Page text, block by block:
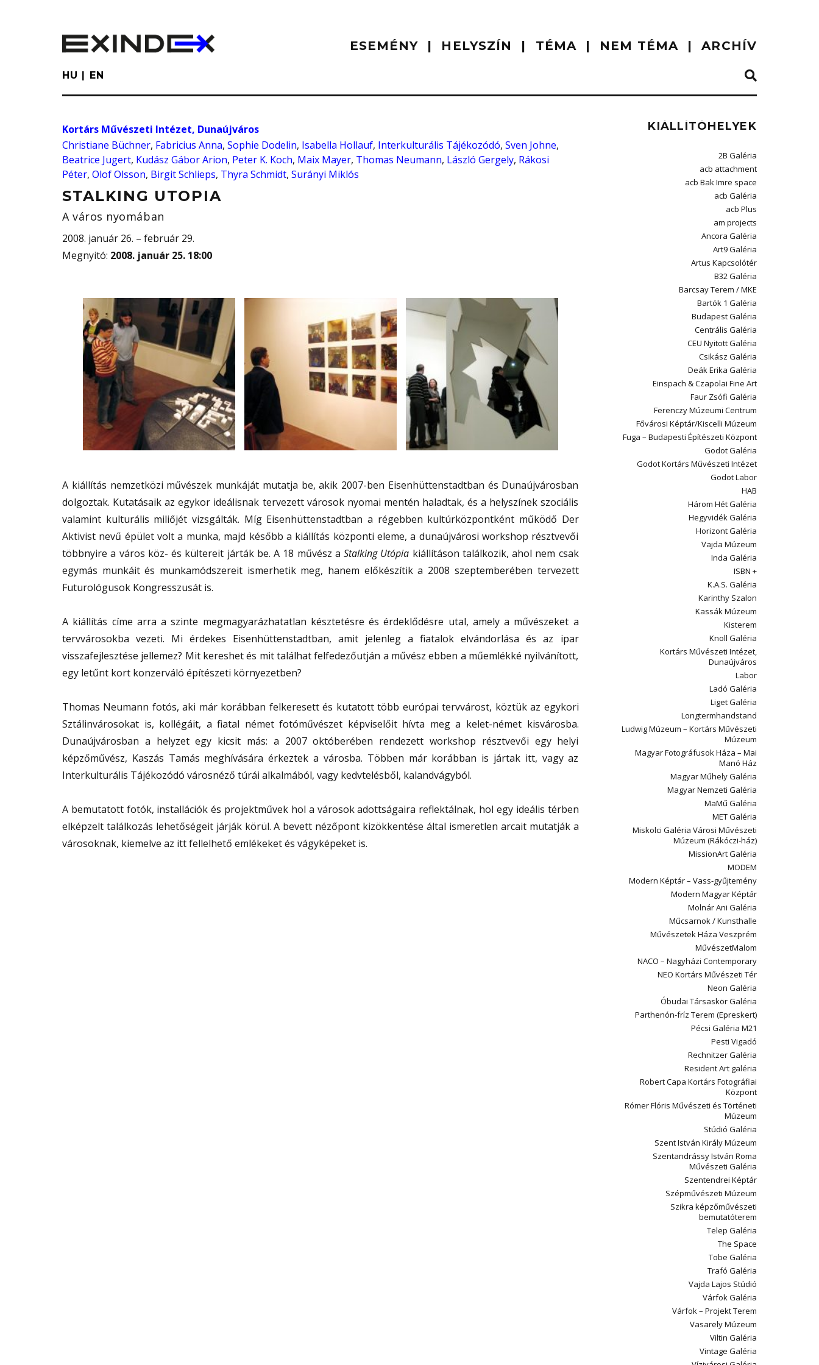
ESEMÉNY HELYSZÍN TÉMA NEM TÉMA ARCHÍV
HU EN
Kortárs Művészeti Intézet, Dunaújváros
Christiane Büchner, Fabricius Anna, Sophie Dodelin, Isabella Hollauf, Interkulturális Tájékozódó, Sven Johne,
Beatrice Jugert, Kudász Gábor Arion, Peter K. Koch, Maix Mayer, Thomas Neumann, László Gergely, Rákosi
Péter, Olof Olsson, Birgit Schlieps, Thyra Schmidt, Surányi Miklós
STALKING UTOPIA
A város nyomában
2008. január 26. – február 29.
Megnyitó: 2008. január 25. 18:00
A kiállítás nemzetközi művészek munkáját mutatja be, akik 2007-ben Eisenhüttenstadtban és Dunaújvárosban
dolgoztak. Kutatásaik az egykor ideálisnak tervezett városok nyomai mentén haladtak, és a helyszínek szociális
valamint kulturális miliőjét vizsgálták. Míg Eisenhüttenstadtban a régebben kultúrközpontként működő Der
Aktivist nevű épület volt a munka, majd később a kiállítás központi eleme, a dunaújvárosi workshop résztvevői
többnyire a város köz- és kültereit járták be. A 18 művész a Stalking Utópia kiállításon találkozik, ahol nem csak
egymás munkáit és munkamódszereit ismerhetik meg, hanem előkészítik a 2008 szeptemberében tervezett
Futurológusok Kongresszusát is.
A kiállítás címe arra a szinte megmagyarázhatatlan késztetésre és érdeklődésre utal, amely a művészeket a
tervvárosokba vezeti. Mi érdekes Eisenhüttenstadtban, amit jelenleg a fiatalok elvándorlása és az ipar
visszafejlesztése jellemez? Mit kereshet és mit találhat felfedezőutján a művész ebben a műemlékké nyilvánított,
egy letűnt kort konzerváló építészeti környezetben?
Thomas Neumann fotós, aki már korábban felkeresett és kutatott több európai tervvárost, köztük az egykori
Sztálinvárosokat is, kollégáit, a fiatal német fotóművészet képviselőit hívta meg a kelet-német kisvárosba.
Dunaújvárosban a helyzet egy kicsit más: a 2007 októberében rendezett workshop résztvevői egy helyi
képzőművész, Kaszás Tamás meghívására érkeztek a városba. Többen már korábban is jártak itt, vagy az
Interkulturális Tájékozódó városnéző túrái alkalmából, vagy kedvtelésből, kalandvágyból.
A bemutatott fotók, installációk és projektművek hol a városok adottságaira reflektálnak, hol egy ideális térben
elképzelt találkozás lehetőségeit járják körül. A bevett nézőpont kizökkentése által ismeretlen arcait mutatják a
városoknak, kiemelve az itt fellelhető emlékeket és vágyképeket is.
KIÁLLÍTÓHELYEK
2B Galéria
acb attachment
acb Bak Imre space
acb Galéria
acb Plus
am projects
Ancora Galéria
Art9 Galéria
Artus Kapcsolótér
B32 Galéria
Barcsay Terem / MKE
Bartók 1 Galéria
Budapest Galéria
Centrális Galéria
CEU Nyitott Galéria
Csikász Galéria
Deák Erika Galéria
Einspach & Czapolai Fine Art
Faur Zsófi Galéria
Ferenczy Múzeumi Centrum
Fővárosi Képtár/Kiscelli Múzeum
Fuga – Budapesti Építészeti Központ
Godot Galéria
Godot Kortárs Művészeti Intézet
Godot Labor
HAB
Három Hét Galéria
Hegyvidék Galéria
Horizont Galéria
Vajda Múzeum
Inda Galéria
ISBN +
K.A.S. Galéria
Karinthy Szalon
Kassák Múzeum
Kisterem
Knoll Galéria
Kortárs Művészeti Intézet,
Dunaújváros
Labor
Ladó Galéria
Liget Galéria
Longtermhandstand
Ludwig Múzeum – Kortárs Művészeti
Múzeum
Magyar Fotográfusok Háza – Mai
Manó Ház
Magyar Műhely Galéria
Magyar Nemzeti Galéria
MaMű Galéria
MET Galéria
Miskolci Galéria Városi Művészeti
Múzeum (Rákóczi-ház)
MissionArt Galéria
MODEM
Modern Képtár – Vass-gyűjtemény
Modern Magyar Képtár
Molnár Ani Galéria
Műcsarnok / Kunsthalle
Művészetek Háza Veszprém
MűvészetMalom
NACO – Nagyházi Contemporary
NEO Kortárs Művészeti Tér
Neon Galéria
Óbudai Társaskör Galéria
Parthenón-fríz Terem (Epreskert)
Pécsi Galéria M21
Pesti Vigadó
Rechnitzer Galéria
Resident Art galéria
Robert Capa Kortárs Fotográfiai
Központ
Rómer Flóris Művészeti és Történeti
Múzeum
Stúdió Galéria
Szent István Király Múzeum
Szentandrássy István Roma
Művészeti Galéria
Szentendrei Képtár
Szépművészeti Múzeum
Szikra képzőművészeti
bemutatóterem
Telep Galéria
The Space
Tobe Galéria
Trafó Galéria
Vajda Lajos Stúdió
Várfok Galéria
Várfok – Projekt Terem
Vasarely Múzeum
Viltin Galéria
Vintage Galéria